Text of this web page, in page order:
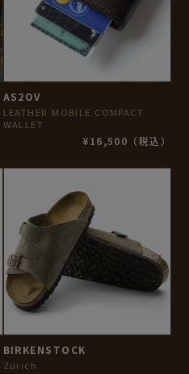
AS2OV
LEATHER MOBILE COMPACT
WALLET
¥16,500（税込）
BIRKENSTOCK
Zurich